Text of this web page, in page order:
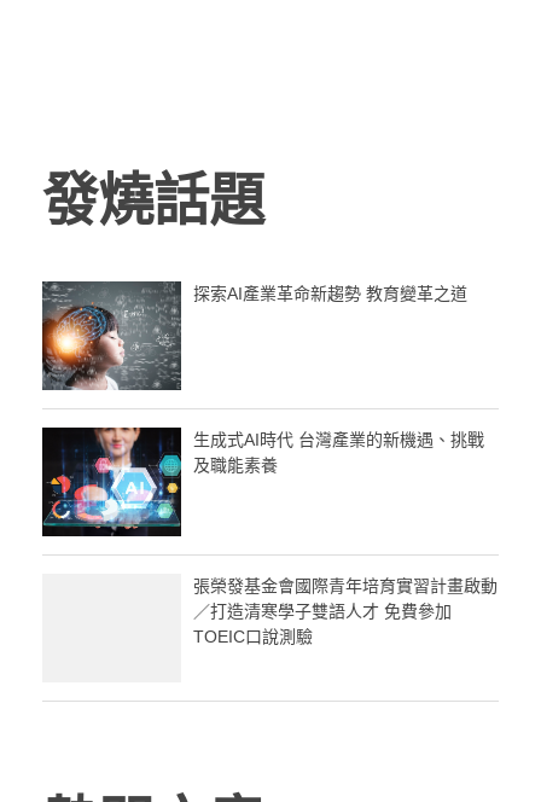
發燒話題
探索AI產業革命新趨勢 教育變革之道
生成式AI時代 台灣產業的新機遇、挑戰
及職能素養
張榮發基金會國際青年培育實習計畫啟動
／打造清寒學子雙語人才 免費參加
TOEIC口說測驗